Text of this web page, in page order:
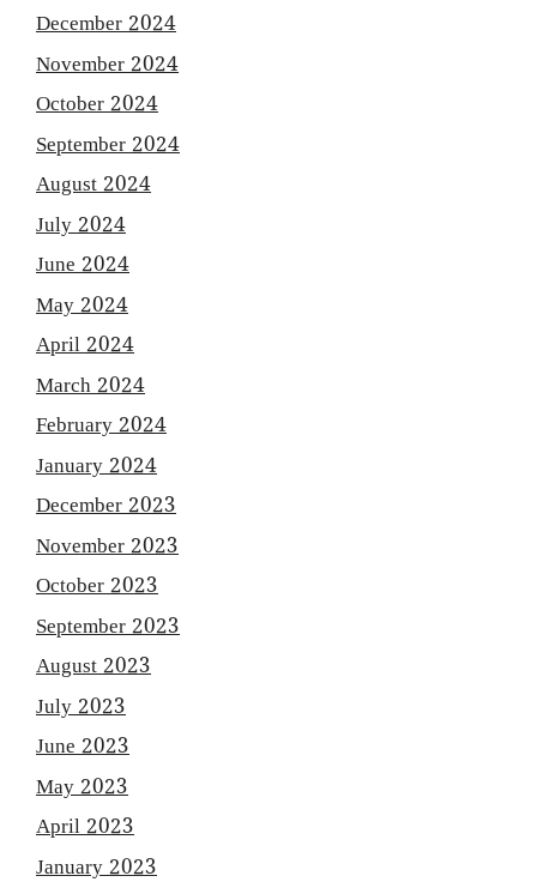
December 2024
November 2024
October 2024
September 2024
August 2024
July 2024
June 2024
May 2024
April 2024
March 2024
February 2024
January 2024
December 2023
November 2023
October 2023
September 2023
August 2023
July 2023
June 2023
May 2023
April 2023
January 2023